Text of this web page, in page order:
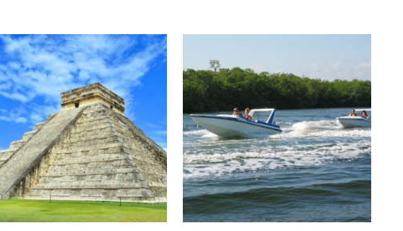
Rango
de
precios:
desde
$90.00
hasta
$150.00